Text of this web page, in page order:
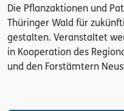
Die Pflanzaktionen und
Thüringer Wald für
gestalten. Veranstaltet
in Kooperation des
und den Forstämtern